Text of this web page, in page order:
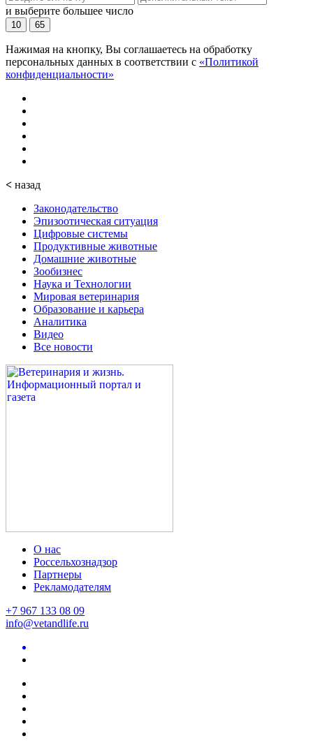
и выберите большее число
10 65
Нажимая на кнопку, Вы соглашаетесь на обработку
персональных данных в соответствии с «Политикой
конфиденциальности»
< назад
Законодательство
Эпизоотическая ситуация
Цифровые системы
Продуктивные животные
Домашние животные
Зообизнес
Наука и Технологии
Мировая ветеринария
Образование и карьера
Аналитика
Видео
Все новости
О нас
Россельхознадзор
Партнеры
Рекламодателям
+7 967 133 08 09
info@vetandlife.ru